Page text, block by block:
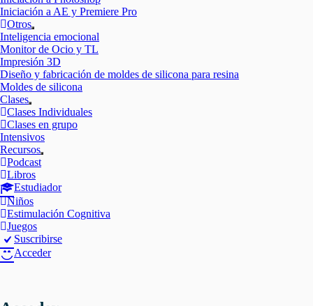
Iniciación a AE y Premiere Pro
Otros
Mostrar
el
submenú
Inteligencia emocional
Monitor de Ocio y TL
Impresión 3D
Diseño y fabricación de moldes de silicona para resina
Moldes de silicona
Clases
Mostrar
el
submenú
Clases Individuales
Clases en grupo
Intensivos
Recursos
Mostrar
el
Podcast
Libros
Estudiador
Niños
Estimulación Cognitiva
Juegos
Suscribirse
Acceder